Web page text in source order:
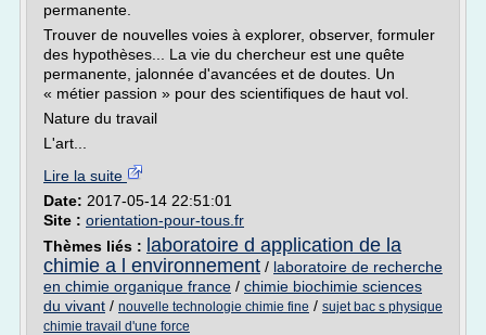
permanente.
Trouver de nouvelles voies à explorer, observer, formuler
des hypothèses... La vie du chercheur est une quête
permanente, jalonnée d'avancées et de doutes. Un
« métier passion » pour des scientifiques de haut vol.
Nature du travail
L'art...
Lire la suite
Date: 2017-05-14 22:51:01
Site : orientation-pour-tous.fr
Thèmes liés : laboratoire d application de la
chimie a l environnement / laboratoire de recherche
en chimie organique france / chimie biochimie sciences
du vivant / nouvelle technologie chimie fine / sujet bac s physique
chimie travail d'une force